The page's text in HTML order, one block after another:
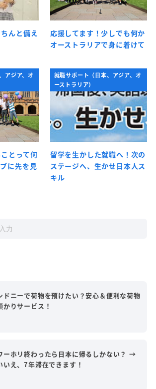
んと備え
応援してます！少しでも何か
オーストラリアで身に着けて
アジア、オ
とって何
に先を見
就職サポート（日本、アジア、オ
ーストラリア）
留学を生かした就職へ！次の
ステージへ、生かせ日本人ス
キル
ドニーで荷物を預けたい？安心＆便利な荷物
かりサービス！
ーホリ終わったら日本に帰るしかない？ →
いえ、7年滞在できます！